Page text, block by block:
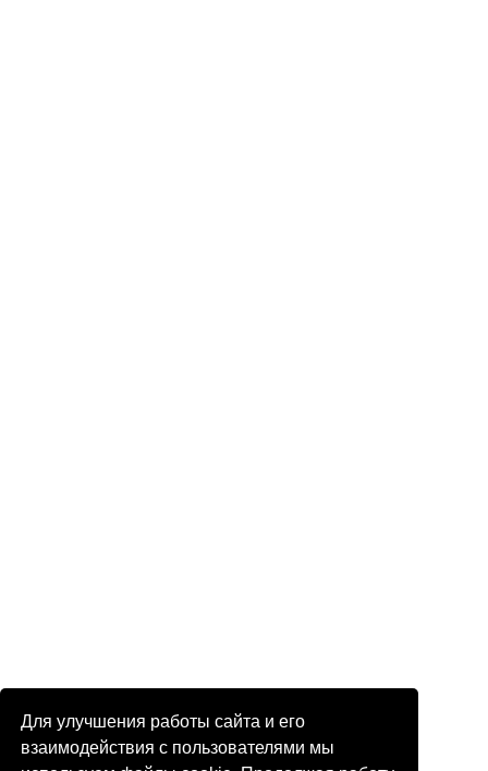
Для улучшения работы сайта и его
взаимодействия с пользователями мы